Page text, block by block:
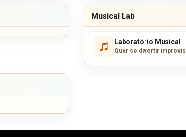
Musical Lab
Laboratório Musical
Quer se divertir